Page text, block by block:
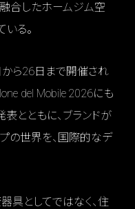
合したホームジム空
る。
から26日まで開催され
del Mobile 2026にも
とともに、ブランドが
の世界を、国際的なデ
具としてではなく、住